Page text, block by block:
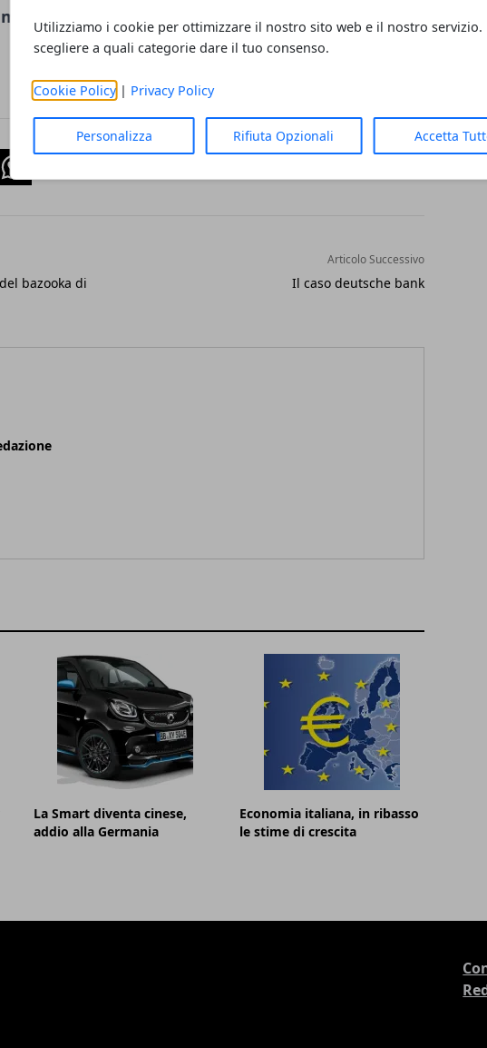
Utilizziamo i cookie per ottimizzare il nostro sito web e il nostro servizio.
scegliere a quali categorie dare il tuo consenso.
Cookie Policy| Privacy Policy
Personalizza Rifiuta Opzionali Accetta
il grafico:
Whatsapp
bazooka di
Articolo Successivo
Il caso deutsche bank
La Smart diventa cinese,
addio alla Germania
Economia italiana, in ribasso
le stime di crescita